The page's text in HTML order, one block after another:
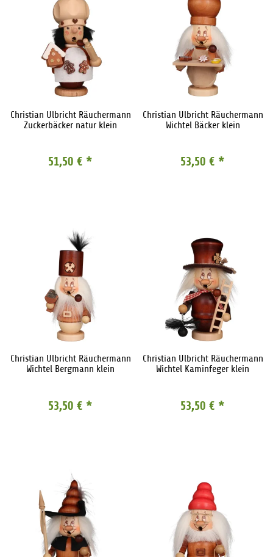
Christian Ulbricht Räuchermann
Zuckerbäcker natur klein
51,50 € *
Christian Ulbricht Räuchermann
Wichtel Bäcker klein
53,50 € *
Christian Ulbricht Räuchermann
Wichtel Bergmann klein
53,50 € *
Christian Ulbricht Räuchermann
Wichtel Kaminfeger klein
53,50 € *